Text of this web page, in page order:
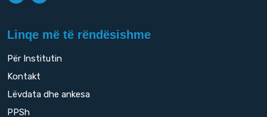
Linqe më të rëndësishme
Për Institutin
Kontakt
Lëvdata dhe ankesa
PPSh